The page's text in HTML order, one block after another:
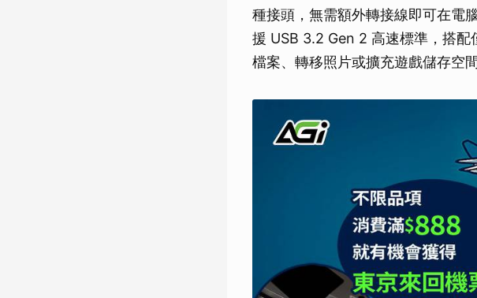
種接頭，無需額外轉接線即可在電
援 USB 3.2 Gen 2 高速標準，搭
檔案、轉移照片或擴充遊戲儲存空